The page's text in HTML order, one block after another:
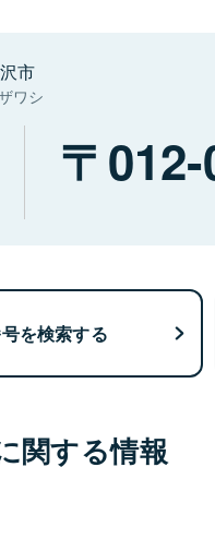
市
ワシ
を検索する
関する情報